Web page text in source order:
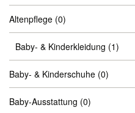
Altenpflege (0)
Baby- & Kinderkleidung (1)
Baby- & Kinderschuhe (0)
Baby-Ausstattung (0)